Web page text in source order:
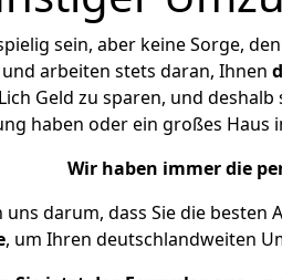
sein, aber keine Sorge,
und arbeiten stets daran, Ihnen
Geld zu sparen, und
haben oder ein großes
Wir haben immer die
darum, dass Sie die besten
, um Ihren deutschlandweiten